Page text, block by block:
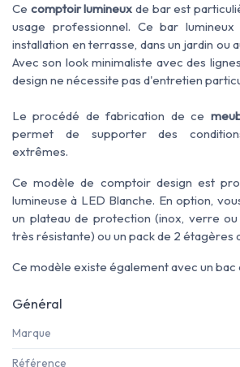
Ce comptoir lumineux de bar est
usage professionnel. Ce bar lumineux
installation en terrasse, dans unjardin ou
Avec son lookminimaliste avec des
design ne nécessite pas d'entretien
Le procédé de fabrication de ce
permet de
supporter des
extrêmes.
Ce modèle de comptoir design est
lumineuse à LED Blanche. En option,
un plateau de protection (inox, verre
très résistante) ou un pack de 2 étagères
Ce modèle existe également avec un bac
Général
Marque
Référence